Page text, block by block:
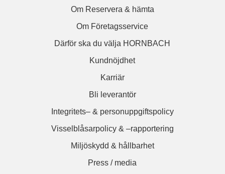
Om Reservera & hämta
Om Företagsservice
Därför ska du välja HORNBACH
Kundnöjdhet
Karriär
Bli leverantör
Integritets– & personuppgiftspolicy
Visselblåsarpolicy & –rapportering
Miljöskydd & hållbarhet
Press / media